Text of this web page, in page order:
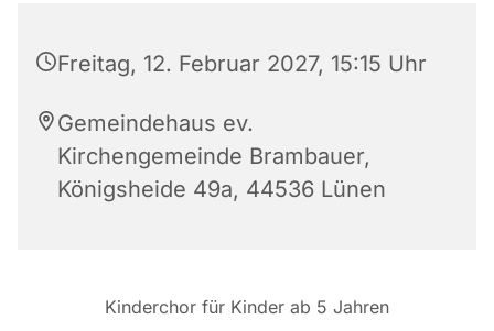
Freitag, 12. Februar 2027, 15:15 Uhr
Gemeindehaus ev.
Kirchengemeinde Brambauer,
Königsheide 49a, 44536 Lünen
Kinderchor für Kinder ab 5 Jahren